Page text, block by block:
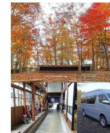
特色的地方，當然要好好深
就可以了解的地方！ 因此這